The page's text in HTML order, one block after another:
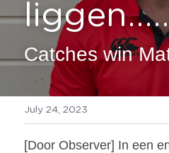
Catches win
July 24, 2023
[Door Observer] In een